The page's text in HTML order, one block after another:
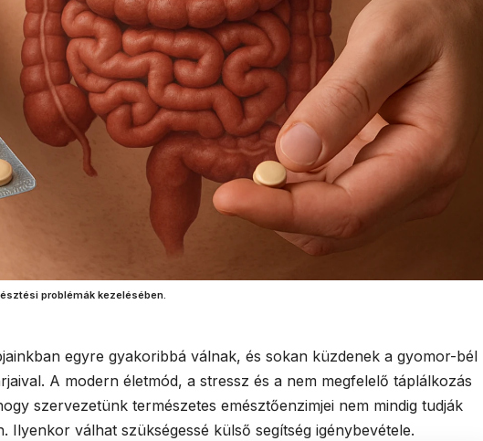
problémák kezelésében.
egyre gyakoribbá válnak, és sokan küzdenek a gyomor-bél
A modern életmód, a stressz és a nem megfelelő táplálkozás
szervezetünk természetes emésztőenzimjei nem mindig tudják
Ilyenkor válhat szükségessé külső segítség igénybevétele.